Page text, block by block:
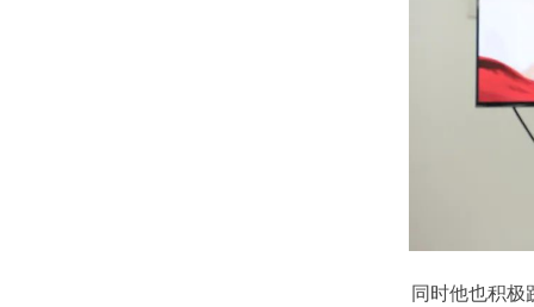
同时他也积极